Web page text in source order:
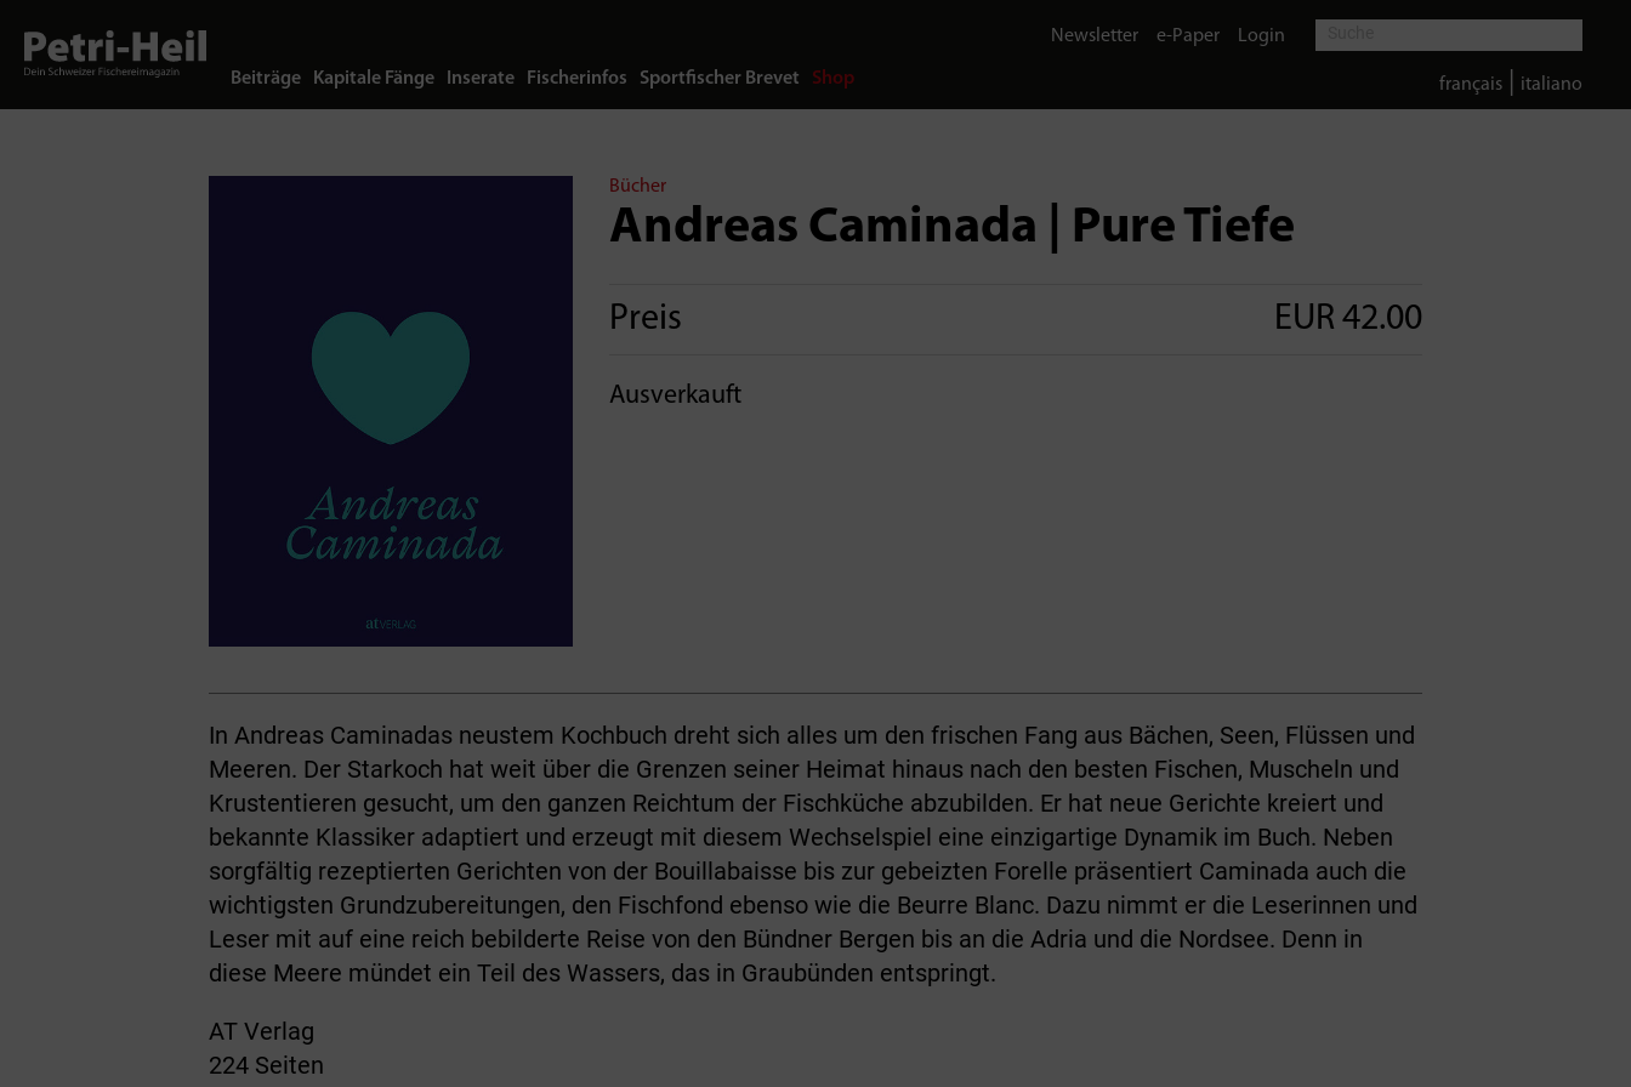
Beiträge Kapitale Fänge Inserate Fischerinfos Sportfischer Brevet Shop
Newsletter e-Paper Login
français italiano
Bücher
Andreas Caminada | Pure Tiefe
Preis EUR 42.00
Ausverkauft
In Andreas Caminadas neustem Kochbuch dreht sich alles um den frischen Fang aus Bächen, Seen, Flüssen und
Meeren. Der Starkoch hat weit über die Grenzen seiner Heimat hinaus nach den besten Fischen, Muscheln und
Krustentieren gesucht, um den ganzen Reichtum der Fischküche abzubilden. Er hat neue Gerichte kreiert und
bekannte Klassiker adaptiert und erzeugt mit diesem Wechselspiel eine einzigartige Dynamik im Buch. Neben
sorgfältig rezeptierten Gerichten von der Bouillabaisse bis zur gebeizten Forelle präsentiert Caminada auch die
wichtigsten Grundzubereitungen, den Fischfond ebenso wie die Beurre Blanc. Dazu nimmt er die Leserinnen und
Leser mit auf eine reich bebilderte Reise von den Bündner Bergen bis an die Adria und die Nordsee. Denn in
diese Meere mündet ein Teil des Wassers, das in Graubünden entspringt.
AT Verlag
224 Seiten